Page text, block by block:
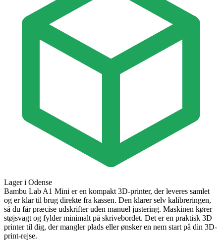
Lager i Odense
Bambu Lab A1 Mini er en kompakt 3D-printer, der leveres samlet
og er klar til brug direkte fra kassen. Den klarer selv kalibreringen,
så du får præcise udskrifter uden manuel justering. Maskinen kører
støjsvagt og fylder minimalt på skrivebordet. Det er en praktisk 3D
printer til dig, der mangler plads eller ønsker en nem start på din 3D-
print-rejse.